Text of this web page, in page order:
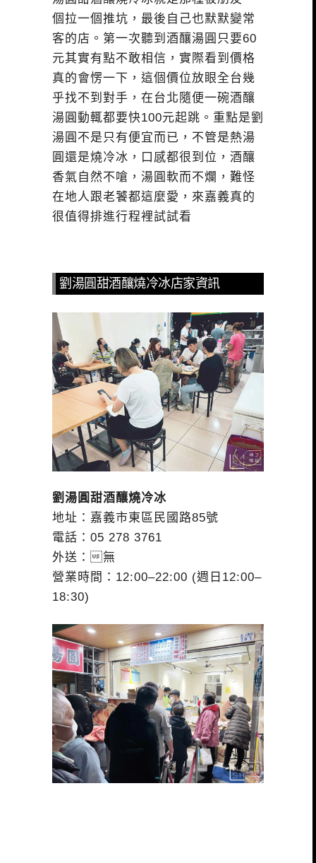
個拉一個推坑，最後自己也默默變常
客的店。第一次聽到酒釀湯圓只要60
元其實有點不敢相信，實際看到價格
真的會愣一下，這個價位放眼全台幾
乎找不到對手，在台北隨便一碗酒釀
湯圓動輒都要快100元起跳。重點是劉
湯圓不是只有便宜而已，不管是熱湯
圓還是燒冷冰，口感都很到位，酒釀
香氣自然不嗆，湯圓軟而不爛，難怪
在地人跟老饕都這麼愛，來嘉義真的
很值得排進行程裡試試看
劉湯圓甜酒釀燒冷冰店家資訊
劉湯圓甜酒釀燒冷冰
地址：嘉義市東區民國路85號
電話：05 278 3761
外送：無
營業時間：12:00–22:00 (週日12:00–
18:30)